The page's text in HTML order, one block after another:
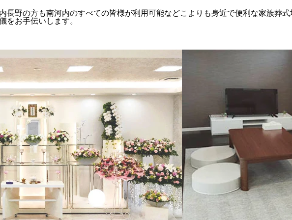
長野の方も南河内のすべての皆様が利用可能などこよりも身近で便利な家族葬式
をお手伝いします。